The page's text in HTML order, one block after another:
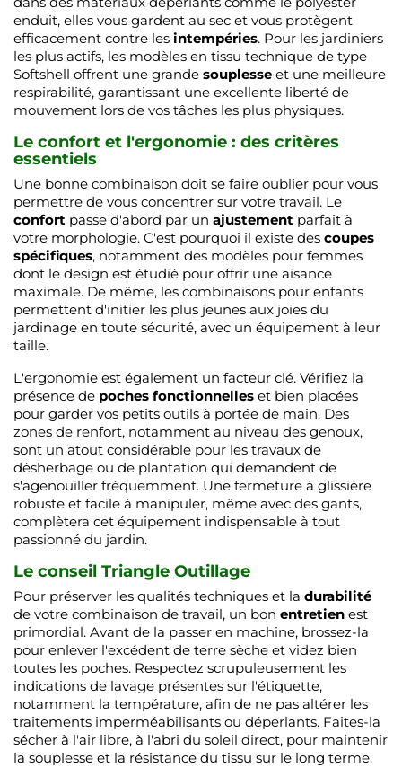
enduit, elles vous gardent au sec et vous protègent
efficacement contre les intempéries. Pour les jardiniers
les plus actifs, les modèles en tissu technique de type
Softshell offrent une grande souplesse et une meilleure
respirabilité, garantissant une excellente liberté de
mouvement lors de vos tâches les plus physiques.
Le confort et l'ergonomie : des critères
essentiels
Une bonne combinaison doit se faire oublier pour vous
permettre de vous concentrer sur votre travail. Le
confort passe d'abord par un ajustement parfait à
votre morphologie. C'est pourquoi il existe des coupes
spécifiques, notamment des modèles pour femmes
dont le design est étudié pour offrir une aisance
maximale. De même, les combinaisons pour enfants
permettent d'initier les plus jeunes aux joies du
jardinage en toute sécurité, avec un équipement à leur
taille.
L'ergonomie est également un facteur clé. Vérifiez la
présence de poches fonctionnelles et bien placées
pour garder vos petits outils à portée de main. Des
zones de renfort, notamment au niveau des genoux,
sont un atout considérable pour les travaux de
désherbage ou de plantation qui demandent de
s'agenouiller fréquemment. Une fermeture à glissière
robuste et facile à manipuler, même avec des gants,
complètera cet équipement indispensable à tout
passionné du jardin.
Le conseil Triangle Outillage
Pour préserver les qualités techniques et la durabilité
de votre combinaison de travail, un bon entretien est
primordial. Avant de la passer en machine, brossez-la
pour enlever l'excédent de terre sèche et videz bien
toutes les poches. Respectez scrupuleusement les
indications de lavage présentes sur l'étiquette,
notamment la température, afin de ne pas altérer les
traitements imperméabilisants ou déperlants. Faites-la
sécher à l'air libre, à l'abri du soleil direct, pour maintenir
la souplesse et la résistance du tissu sur le long terme.